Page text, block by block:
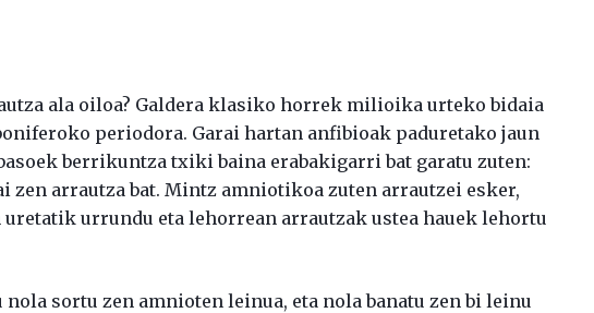
ala oiloa? Galdera klasiko horrek milioika urteko bidaia
periodora. Garai hartan anfibioak paduretako jaun
berrikuntza txiki baina erabakigarri bat garatu zuten:
zen arrautza bat. Mintz amniotikoa zuten arrautzei esker,
urrundu eta lehorrean arrautzak ustea hauek lehortu
sortu zen amnioten leinua, eta nola banatu zen bi leinu